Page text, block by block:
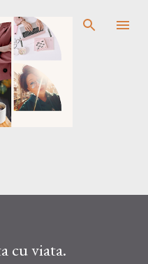
principal
cu viata.